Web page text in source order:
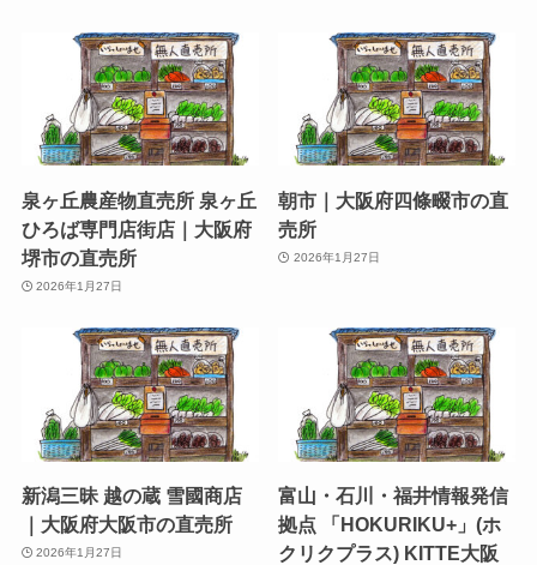
泉ヶ丘農産物直売所 泉ヶ丘
ひろば専門店街店｜大阪府
堺市の直売所
2026年1月27日
朝市｜大阪府四條畷市の直
売所
2026年1月27日
新潟三昧 越の蔵 雪國商店
｜大阪府大阪市の直売所
2026年1月27日
富山・石川・福井情報発信
拠点 「HOKURIKU+」(ホ
クリクプラス) KITTE大阪